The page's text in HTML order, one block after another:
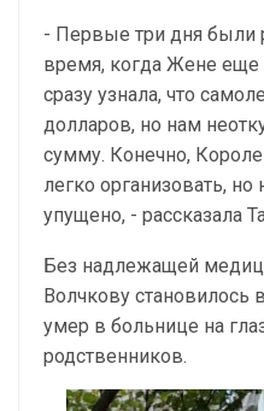
- Первые три дня
время, когда Жене
сразу узнала, что
долларов, но нам
сумму. Конечно,
легко организовать,
упущено, - рассказала
Без надлежащей
Волчкову становилось
умер в больнице на
родственников.